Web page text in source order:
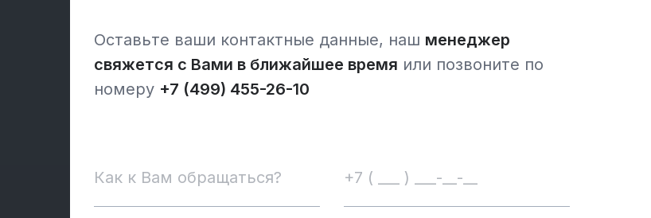
Оставьте ваши контактные данные, наш менеджер
свяжется с Вами в ближайшее время или позвоните по
номеру +7 (499) 455-26-10